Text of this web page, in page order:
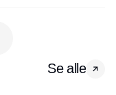
Se alle